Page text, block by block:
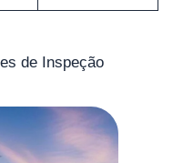
de Inspeção